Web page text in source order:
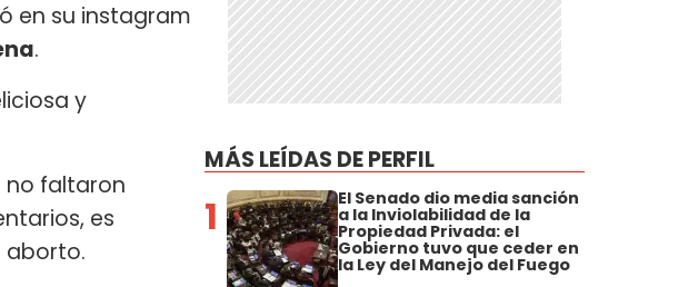
en su instagram
.
y
no faltaron
es
aborto.
MÁS LEÍDAS DE PERFIL
1 El Senado dio media sanción
a la Inviolabilidad de la
Propiedad Privada: el
Gobierno tuvo que ceder en
la Ley del Manejo del Fuego